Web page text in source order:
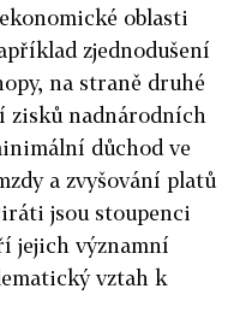
oblasti
zjednodušení
na straně druhé
zisků nadnárodních
důchod ve
a zvyšování platů
jsou stoupenci
jejich významní
vztah k